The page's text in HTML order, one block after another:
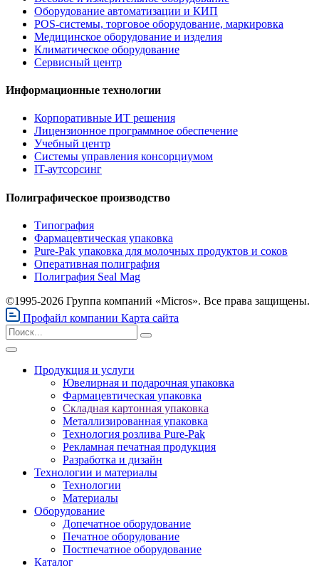
Оборудование автоматизации и КИП
POS-системы, торговое оборудование, маркировка
Медицинское оборудование и изделия
Климатическое оборудование
Сервисный центр
Информационные технологии
Корпоративные ИТ решения
Лицензионное программное обеспечение
Учебный центр
Системы управления консорциумом
IT-аутсорсинг
Полиграфическое производство
Типография
Фармацевтическая упаковка
Pure-Pak упаковка для молочных продуктов и соков
Оперативная полиграфия
Полиграфия Seal Mag
©1995-2026 Группа компаний «Micros». Все права защищены.
Профайл компании Карта сайта
Продукция и услуги
Ювелирная и подарочная упаковка
Фармацевтическая упаковка
Складная картонная упаковка
Металлизированная упаковка
Технология розлива Pure-Pak
Рекламная печатная продукция
Разработка и дизайн
Технологии и материалы
Технологии
Материалы
Оборудование
Допечатное оборудование
Печатное оборудование
Постпечатное оборудование
Каталог